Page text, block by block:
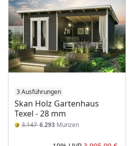
3 Ausführungen
Skan Holz Gartenhaus
Texel - 28 mm
3.1476.293 Münzen